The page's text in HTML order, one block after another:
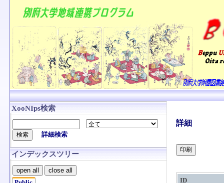
XooNIps検索
詳細検索
インデックスツリー
open all
close all
詳細
ID